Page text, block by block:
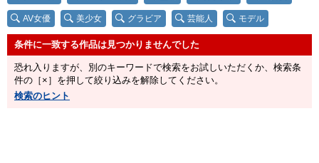
AV女優 美少女 グラビア 芸能人 モデル
恐れ入りますが、別のキーワードで検索をお試しいただくか、検索条
件の［×］を押して絞り込みを解除してください。
検索のヒント